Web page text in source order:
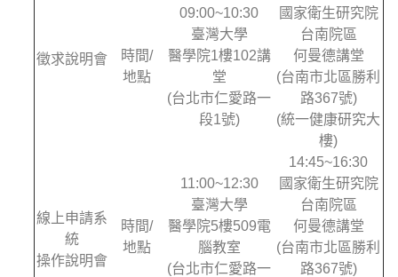
徵求說明會
時間/
地點
09:00~10:30
臺灣大學
醫學院1樓102講
堂
(台北市仁愛路一
段1號)
國家衛生研究院
台南院區
何曼德講堂
(台南市北區勝利
路367號)
(統一健康研究大
樓)
線上申請系
統
操作說明會
時間/
地點
11:00~12:30
臺灣大學
醫學院5樓509電
腦教室
(台北市仁愛路一
14:45~16:30
國家衛生研究院
台南院區
何曼德講堂
(台南市北區勝利
路367號)